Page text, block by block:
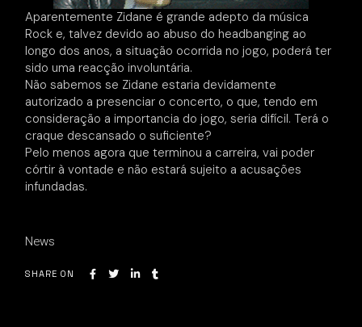
Aparentemente Zidane é grande adepto da música
Rock e, talvez devido ao abuso do headbanging ao
longo dos anos, a situação ocorrida no jogo, poderá ter
sido uma reacção involuntária.
Não sabemos se Zidane estaria devidamente
autorizado a presenciar o concerto, o que, tendo em
consideração a importancia do jogo, seria difícil. Terá o
craque descansado o suficiente?
Pelo menos agora que terminou a carreira, vai poder
córtir à vontade e não estará sujeito a acusações
infundadas.
News
SHARE ON